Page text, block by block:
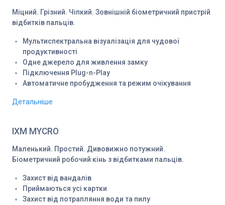
Міцний. Грізний. Чіпкий. Зовнішній біометричний пристрій
відбитків пальців.
Мультиспектральна візуалізація для чудової
продуктивності
Одне джерело для живлення замку
Підключення Plug-n-Play
Автоматичне пробудження та режим очікування
Детальніше
IXM MYCRO
Маленький. Простий. Дивовижно потужний.
Біометричний робочий кінь з відбитками пальців.
Захист від вандалів
Приймаються усі картки
Захист від потрапляння води та пилу